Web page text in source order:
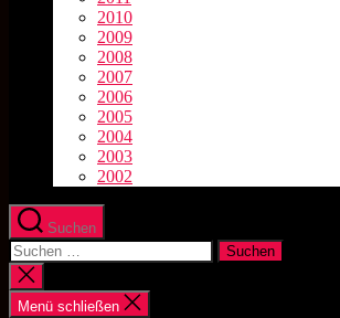
2010
2009
2008
2007
2006
2005
2004
2003
2002
Suchen
Suchen
nach:
Suche
schließen
Menü schließen